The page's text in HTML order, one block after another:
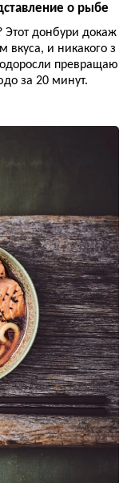
о рыбе
Этот донбури докаж
и никакого з
превращаю
за 20 минут.